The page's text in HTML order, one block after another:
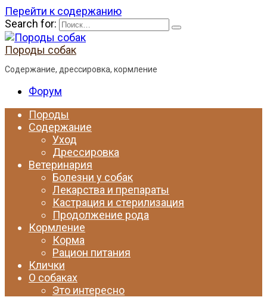
Перейти к содержанию
Search for:
Породы собак
Содержание, дрессировка, кормление
Форум
Породы
Содержание
Уход
Дрессировка
Ветеринария
Болезни у собак
Лекарства и препараты
Кастрация и стерилизация
Продолжение рода
Кормление
Корма
Рацион питания
Клички
О собаках
Это интересно